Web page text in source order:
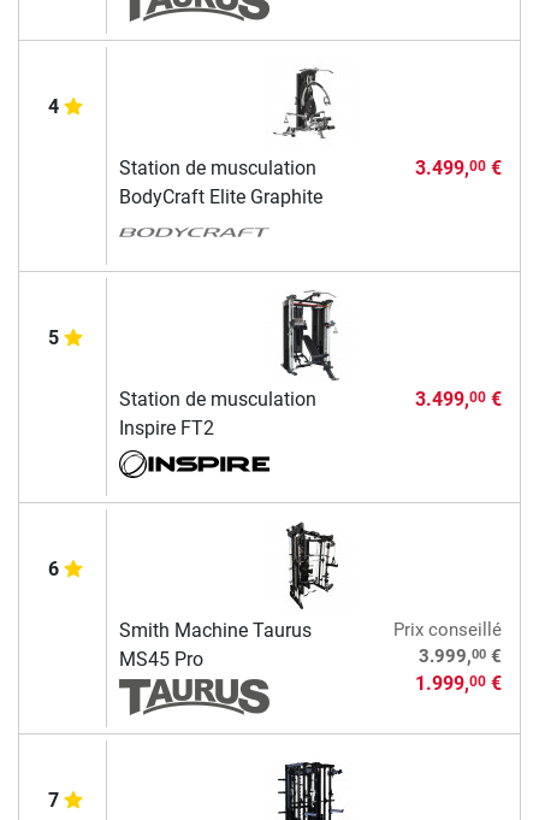
4
Station de musculation
BodyCraft Elite Graphite
3.499,00€
5
Station de musculation
Inspire FT2
3.499,00€
6
Smith Machine Taurus
MS45 Pro
Prix conseillé
3.999,00€
1.999,00€
7